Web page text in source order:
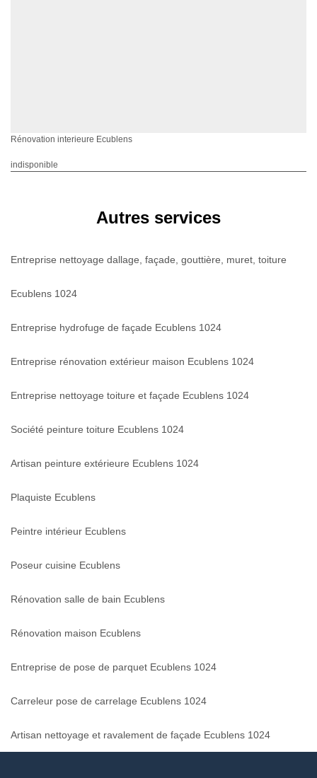
Rénovation interieure Ecublens
indisponible
Autres services
Entreprise nettoyage dallage, façade, gouttière, muret, toiture
Ecublens 1024
Entreprise hydrofuge de façade Ecublens 1024
Entreprise rénovation extérieur maison Ecublens 1024
Entreprise nettoyage toiture et façade Ecublens 1024
Société peinture toiture Ecublens 1024
Artisan peinture extérieure Ecublens 1024
Plaquiste Ecublens
Peintre intérieur Ecublens
Poseur cuisine Ecublens
Rénovation salle de bain Ecublens
Rénovation maison Ecublens
Entreprise de pose de parquet Ecublens 1024
Carreleur pose de carrelage Ecublens 1024
Artisan nettoyage et ravalement de façade Ecublens 1024